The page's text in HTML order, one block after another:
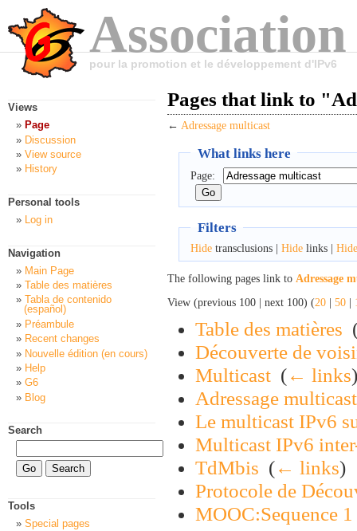
pour la promotion et le développement d'IPv6
Pages that link to
← Adressage multicast
What links here
Page:
Filters
Hidetransclusions | Hidelinks | Hide
The following pages link to Adressage
View (previous 100 | next 100) (20 | 50 |
Table des matières
Découverte de
Multicast (← links)
Adressage multicast
Le multicast IPv6
Multicast IPv6
TdMbis (← links)
Protocole de
MOOC:Sequence 1
Views
Page
Discussion
View source
History
Personal tools
Log in
Navigation
Main Page
Table des matières
Tabla de contenido
(español)
Préambule
Recent changes
Nouvelle édition (en cours)
Help
G6
Blog
Search
Tools
Special pages